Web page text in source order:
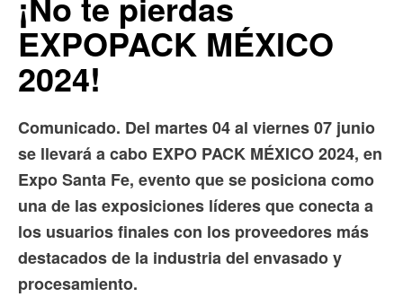
EXPOPACK MÉXICO
2024!
Comunicado. Del martes 04 al viernes 07 junio
se llevará a cabo EXPO PACK MÉXICO 2024, en
Expo Santa Fe, evento que se posiciona como
una de las exposiciones líderes que conecta a
los usuarios finales con los proveedores más
destacados de la industria del envasado y
procesamiento.